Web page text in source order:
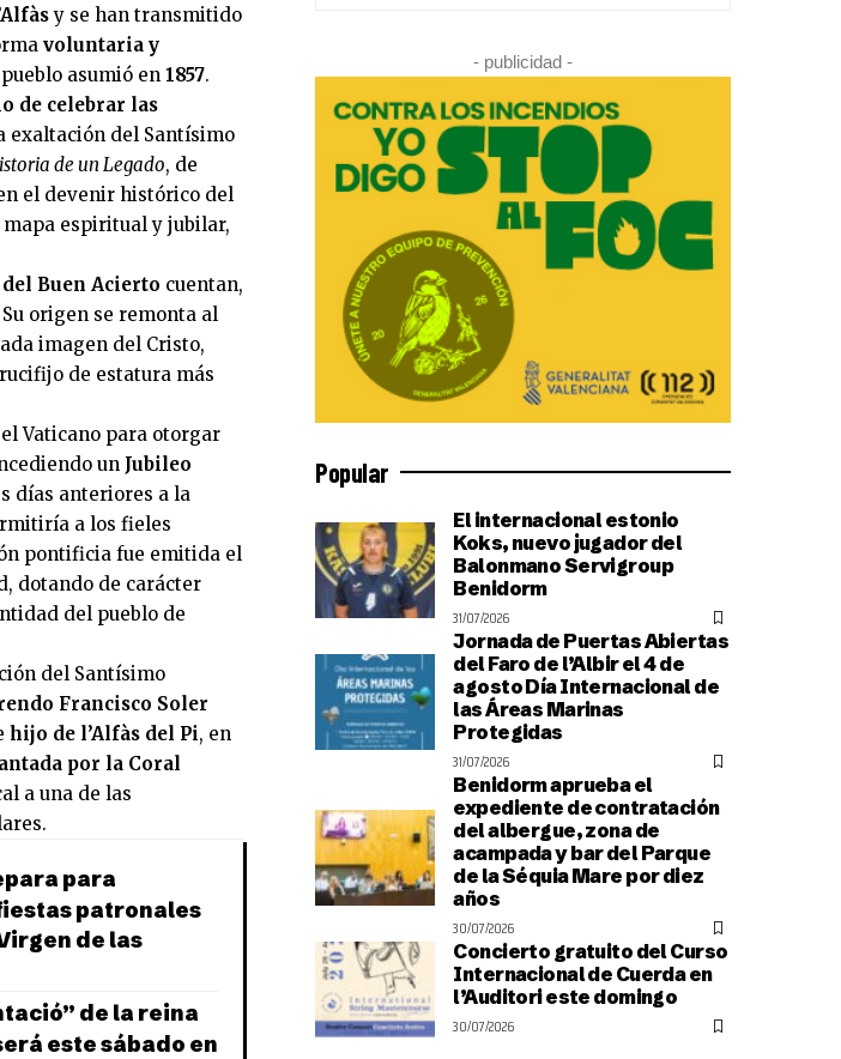
y se han transmitido
voluntaria y
asumió en 1857.
de celebrar las
exaltación del Santísimo
de un Legado, de
el devenir histórico del
mapa espiritual y jubilar,
Buen Acierto cuentan,
Su origen se remonta al
imagen del Cristo,
de estatura más
Vaticano para otorgar
un Jubileo
días anteriores a la
a los fieles
pontificia fue emitida el
dotando de carácter
del pueblo de
del Santísimo
Francisco Soler
hijo de l’Alfàs del Pi, en
por la Coral
a una de las
para
patronales
de las
de la reina
este sábado en
- publicidad -
Popular
El internacional estonio
Koks, nuevo jugador del
Balonmano Servigroup
Benidorm
31/07/2026
Jornada de Puertas Abiertas
del Faro de l’Albir el 4 de
agosto Día Internacional de
las Áreas Marinas
Protegidas
31/07/2026
Benidorm aprueba el
expediente de contratación
del albergue, zona de
acampada y bar del Parque
de la Séquia Mare por diez
años
30/07/2026
Concierto gratuito del Curso
Internacional de Cuerda en
l’Auditori este domingo
30/07/2026